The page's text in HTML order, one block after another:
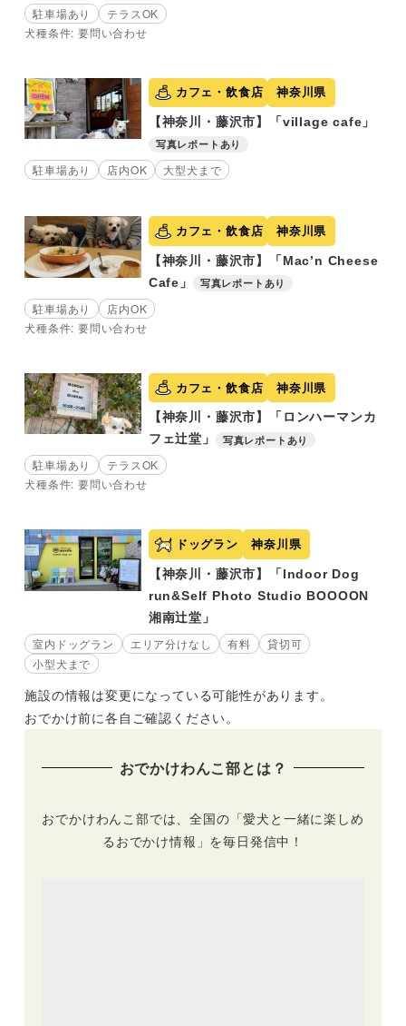
駐車場あり
テラスOK
犬種条件: 要問い合わせ
カフェ・飲食店 神奈川県
【神奈川・藤沢市】「village cafe」
写真レポートあり
駐車場あり 店内OK 大型犬まで
カフェ・飲食店 神奈川県
【神奈川・藤沢市】「Mac’n Cheese
Cafe」
写真レポートあり
駐車場あり
店内OK
犬種条件: 要問い合わせ
カフェ・飲食店 神奈川県
【神奈川・藤沢市】「ロンハーマンカ
フェ辻堂」
写真レポートあり
駐車場あり
テラスOK
犬種条件: 要問い合わせ
ドッグラン 神奈川県
【神奈川・藤沢市】「Indoor Dog
run&Self Photo Studio BOOOON
湘南辻堂」
室内ドッグラン エリア分けなし 有料
貸切可
小型犬まで
施設の情報は変更になっている可能性があります。
おでかけ前に各自ご確認ください。
おでかけわんこ部とは？
おでかけわんこ部では、全国の「愛犬と一緒に楽しめ
るおでかけ情報」を毎日発信中！